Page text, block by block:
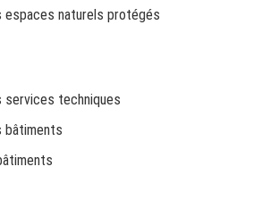
espaces naturels protégés
services techniques
bâtiments